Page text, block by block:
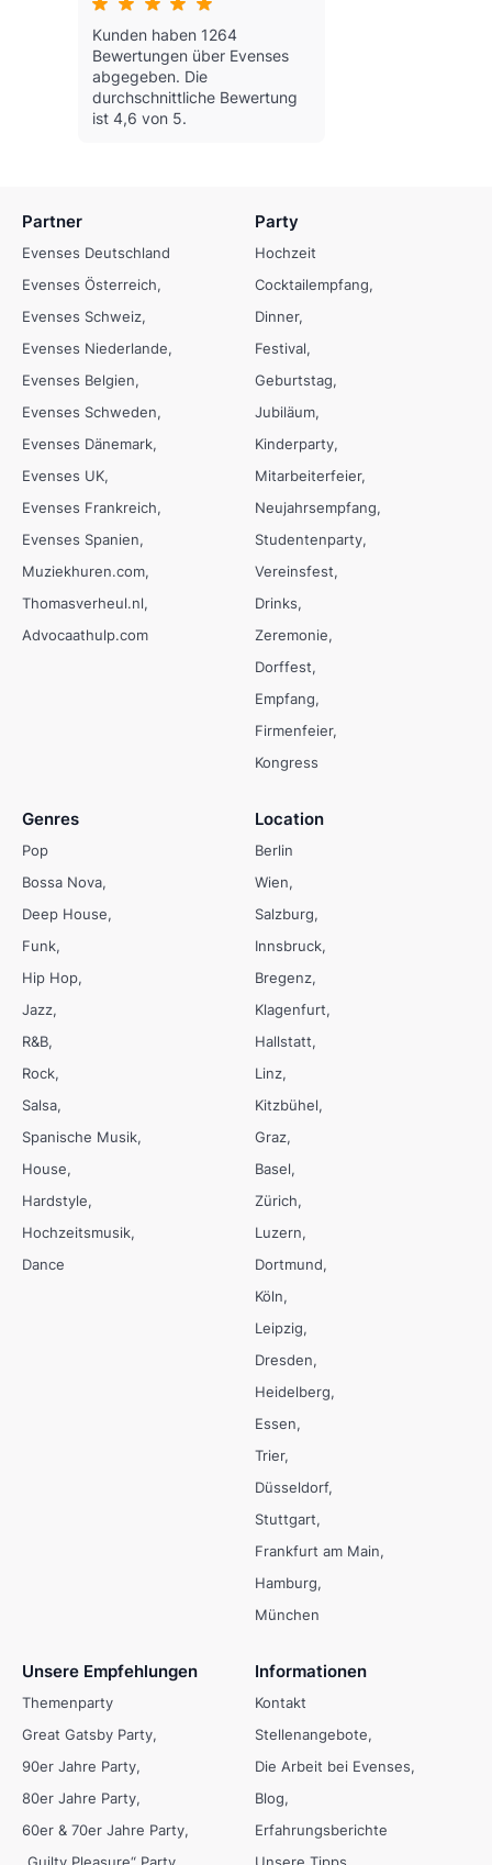
Kunden haben 1264
Bewertungen über Evenses
abgegeben. Die
durchschnittliche Bewertung
ist 4,6 von 5.
Partner
Evenses Deutschland
Evenses Österreich
Evenses Schweiz
Evenses Niederlande
Evenses Belgien
Evenses Schweden
Evenses Dänemark
Evenses UK
Evenses Frankreich
Evenses Spanien
Muziekhuren.com
Thomasverheul.nl
Advocaathulp.com
Party
Hochzeit
Cocktailempfang
Dinner
Festival
Geburtstag
Jubiläum
Kinderparty
Mitarbeiterfeier
Neujahrsempfang
Studentenparty
Vereinsfest
Drinks
Zeremonie
Dorffest
Empfang
Firmenfeier
Kongress
Genres
Pop
Bossa Nova
Deep House
Funk
Hip Hop
Jazz
R&B
Rock
Salsa
Spanische Musik
House
Hardstyle
Hochzeitsmusik
Dance
Location
Berlin
Wien
Salzburg
Innsbruck
Bregenz
Klagenfurt
Hallstatt
Linz
Kitzbühel
Graz
Basel
Zürich
Luzern
Dortmund
Köln
Leipzig
Dresden
Heidelberg
Essen
Trier
Düsseldorf
Stuttgart
Frankfurt am Main
Hamburg
München
Unsere Empfehlungen
Themenparty
Great Gatsby Party
90er Jahre Party
80er Jahre Party
60er & 70er Jahre Party
„Guilty Pleasure“ Party
Informationen
Kontakt
Stellenangebote
Die Arbeit bei Evenses
Blog
Erfahrungsberichte
Unsere Tipps